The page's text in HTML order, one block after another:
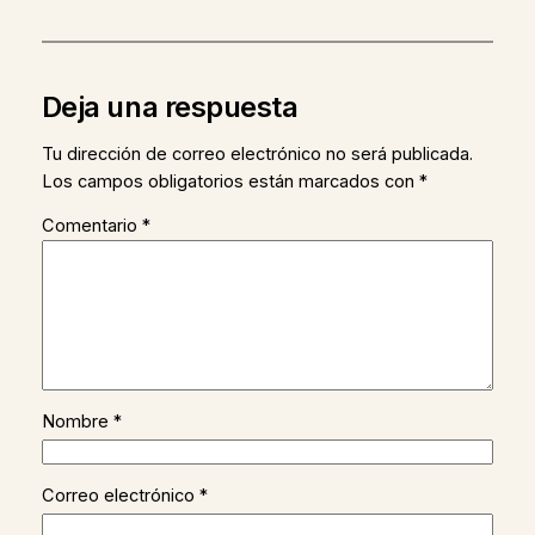
Deja una respuesta
Tu dirección de correo electrónico no será publicada.
Los campos obligatorios están marcados con *
Comentario *
Nombre *
Correo electrónico *